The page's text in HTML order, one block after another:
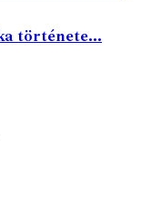
története...